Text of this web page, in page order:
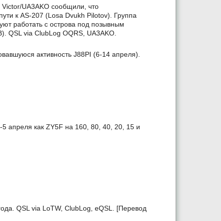
UA3AKO сообщили, что
к AS-207 (Losa Dvukh Pilotov). Группа
работать с острова под позывным
QSL via ClubLog OQRS, UA3AKO.
активность J88PI (6-14 апреля).
5 апреля как ZY5F на 160, 80, 40, 20, 15 и
QSL via LoTW, ClubLog, eQSL. [Перевод